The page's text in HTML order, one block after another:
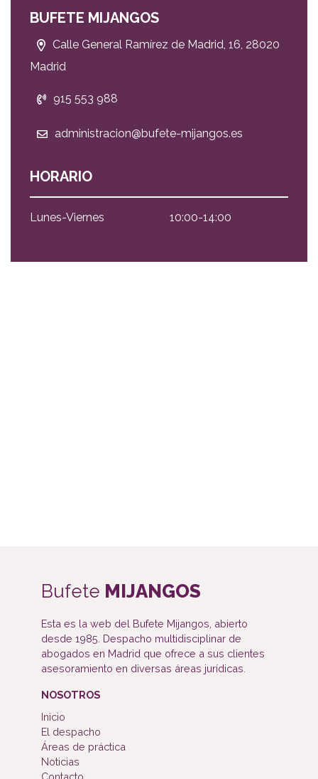
BUFETE MIJANGOS
Calle General Ramírez de Madrid, 16, 28020
Madrid
915 553 988
administracion@bufete-mijangos.es
HORARIO
Lunes-Viernes 10:00-14:00
Bufete MIJANGOS
Esta es la web del Bufete Mijangos, abierto
desde 1985. Despacho multidisciplinar de
abogados en Madrid que ofrece a sus clientes
asesoramiento en diversas áreas jurídicas.
NOSOTROS
Inicio
El despacho
Áreas de práctica
Noticias
Contacto